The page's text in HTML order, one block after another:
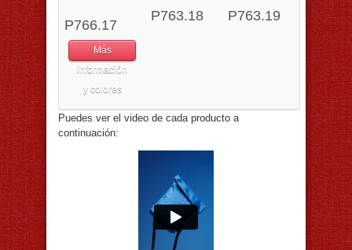
P766.17
Más
información
y colores
P763.18 P763.19
Puedes ver el video de cada producto a
continuación: